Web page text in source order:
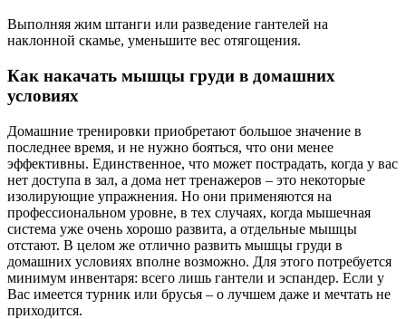
Выполняя жим штанги или разведение гантелей на
наклонной скамье, уменьшите вес отягощения.
Как накачать мышцы груди в домашних
условиях
Домашние тренировки приобретают большое значение в
последнее время, и не нужно бояться, что они менее
эффективны. Единственное, что может пострадать, когда у вас
нет доступа в зал, а дома нет тренажеров – это некоторые
изолирующие упражнения. Но они применяются на
профессиональном уровне, в тех случаях, когда мышечная
система уже очень хорошо развита, а отдельные мышцы
отстают. В целом же отлично развить мышцы груди в
домашних условиях вполне возможно. Для этого потребуется
минимум инвентаря: всего лишь гантели и эспандер. Если у
Вас имеется турник или брусья – о лучшем даже и мечтать не
приходится.